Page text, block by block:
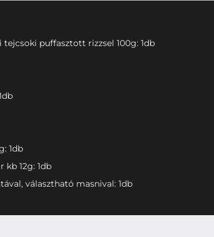
tejcsoki puffasztott rizzsel 100g: 1db
1db
kb 12g: 1db
választható masnival: 1db